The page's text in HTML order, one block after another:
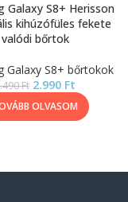
Galaxy S8+ Herisson
kihúzófüles fekete
valódi bőrtok
Galaxy S8+ bőrtokok
Ft 2.990 Ft
OLVASOM